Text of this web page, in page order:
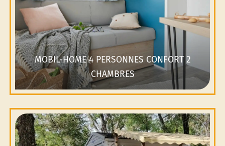
MOBIL-HOME 4 PERSONNES CONFORT 2
CHAMBRES